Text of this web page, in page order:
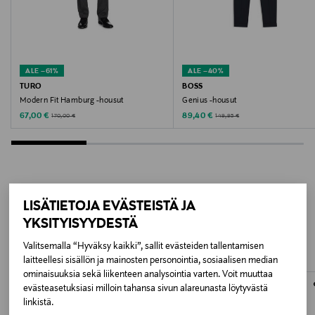
LISÄTIETOJA EVÄSTEISTÄ JA
YKSITYISYYDESTÄ
Valitsemalla “Hyväksy kaikki”, sallit evästeiden tallentamisen
laitteellesi sisällön ja mainosten personointia, sosiaalisen median
ominaisuuksia sekä liikenteen analysointia varten. Voit muuttaa
evästeasetuksiasi milloin tahansa sivun alareunasta löytyvästä
linkistä.
Valmistusmaa
Valmistajan tuotenumero
MSS26GINOFI
Valmistaja
Valmistajan osoite
Séfr AB, Johannebergsgatan 16, 412 55, Göteborg,
Digitaalinen osoite
info@sefr-online.com
ALE –61%
TURO
Modern Fit Hamburg -housut
Discounted Price
67,00 € Original Price
170,00 €
ALE –40%
BOSS
Genius -housut
Discounted Price
89,40 € Original Price
149,95 €
LISÄÄ KIINNOSTAVIA
TUOTTEITA